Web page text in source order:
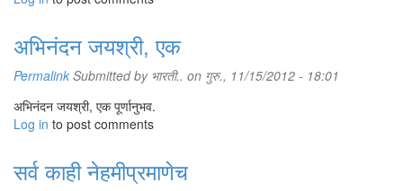
अभिनंदन जयश्री, एक
Permalink Submitted by भारती.. on गुरु., 11/15/2012 - 18:01
अभिनंदन जयश्री, एक पूर्णानुभव.
Log in to post comments
सर्व काही नेहमीप्रमाणेच